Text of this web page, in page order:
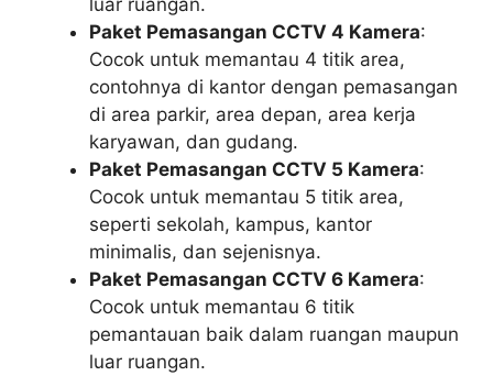
Paket Pemasangan CCTV 4 Kamera:
Cocok untuk memantau 4 titik area,
contohnya di kantor dengan pemasangan
di area parkir, area depan, area kerja
karyawan, dan gudang.
Paket Pemasangan CCTV 5 Kamera:
Cocok untuk memantau 5 titik area,
seperti sekolah, kampus, kantor
minimalis, dan sejenisnya.
Paket Pemasangan CCTV 6 Kamera:
Cocok untuk memantau 6 titik
pemantauan baik dalam ruangan maupun
luar ruangan.